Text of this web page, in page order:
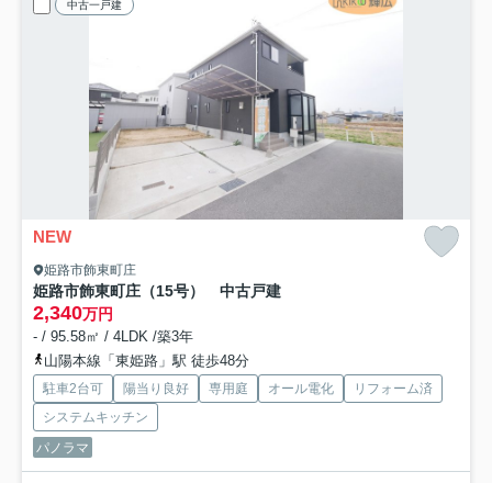
中古一戸建
NEW
姫路市飾東町庄
姫路市飾東町庄（15号） 中古戸建
2,340万円
- / 95.58㎡ / 4LDK /築3年
山陽本線「東姫路」駅 徒歩48分
駐車2台可 陽当り良好 専用庭 オール電化
リフォーム済
システムキッチン
パノラマ